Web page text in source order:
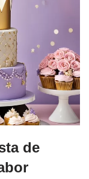
de